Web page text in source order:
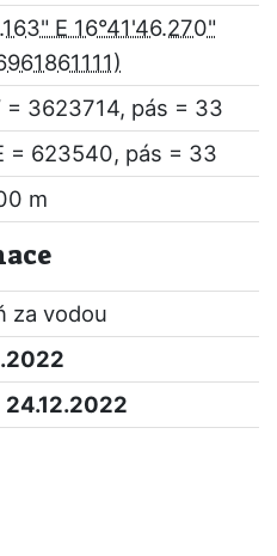
E 16°41'46.270"
3623714, pás = 33
= 623540, pás = 33
m
za vodou
24.12.2022